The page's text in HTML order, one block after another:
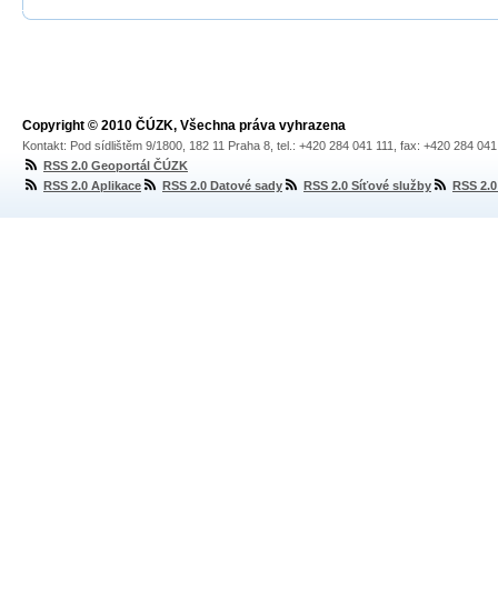
Copyright © 2010 ČÚZK, Všechna práva vyhrazena
Kontakt: Pod sídlištěm 9/1800, 182 11 Praha 8, tel.: +420 284 041 111, fax: +420 284
RSS 2.0 Geoportál ČÚZK
RSS 2.0 Aplikace
RSS 2.0 Datové sady RSS 2.0 Síťové služby RSS